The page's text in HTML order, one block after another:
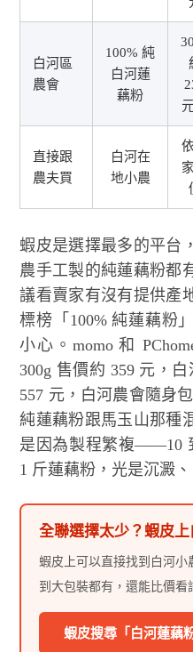
白河區
農會
100% 純
白河蓮
藕粉
直接跟
農夫買
白河在
地小農
蝦皮是選擇最多的平台
農手工製的純蓮藕粉都
議看賣家有沒有提供產
標榜「100% 純蓮藕粉
小心。momo 和
300g 售價約 359 元，
557 元，白河農會隨身
純蓮藕粉跟馬玉山那種
是因為製程繁複——10
1 斤蓮藕粉，光是沉澱
全聯選擇太少？蝦皮
蝦皮上可以直接找到白河
到大包裝都有，還能比價看
蝦皮搜尋「白河蓮藕粉